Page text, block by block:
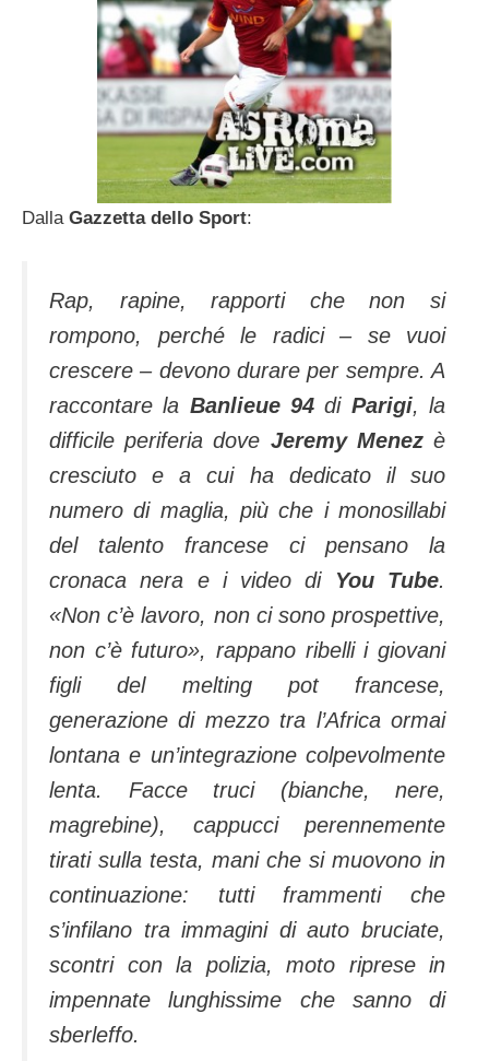
DallaGazzetta dello Sport:
Rap, rapine, rapporti che non si
rompono, perché le radici – se vuoi
crescere – devono durare per sempre. A
raccontare la Banlieue 94di Parigi, la
difficile periferia dove Jeremy Menezè
cresciuto e a cui ha dedicato il suo
numero di maglia, più che i monosillabi
del talento francese ci pensano la
cronaca nera e i video di
You Tube.
«Non c’è lavoro, non ci sono prospettive,
non c’è futuro», rappano ribelli i giovani
figli del melting pot francese,
generazione di mezzo tra l’Africa ormai
lontana e un’integrazione colpevolmente
lenta. Facce truci (bianche, nere,
magrebine), cappucci perennemente
tirati sulla testa, mani che si muovono in
continuazione: tutti frammenti che
s’infilano tra immagini di auto bruciate,
scontri con la polizia, moto riprese in
impennate lunghissime che sanno di
sberleffo.